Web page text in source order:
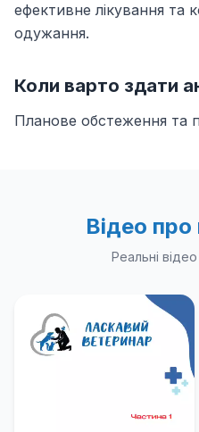
ефективне лікування та
одужання.
Коли варто здати
Планове обстеження та
травленням.Контроль
Переваги нашої
відбувається
Сучасне обладнання
діагностики.Оперативні
хвилин до 1 доби
аналізу.Комплексний
Відео
Реальні відео